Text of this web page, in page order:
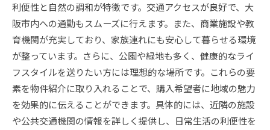
利便性と自然の調和が特徴です。交通アクセスが良好で、大
阪市内への通勤もスムーズに行えます。また、商業施設や教
育機関が充実しており、家族連れにも安心して暮らせる環境
が整っています。さらに、公園や緑地も多く、健康的なライ
フスタイルを送りたい方には理想的な場所です。これらの要
素を物件紹介に取り入れることで、購入希望者に地域の魅力
を効果的に伝えることができます。具体的には、近隣の施設
や公共交通機関の情報を詳しく提供し、日常生活の利便性を